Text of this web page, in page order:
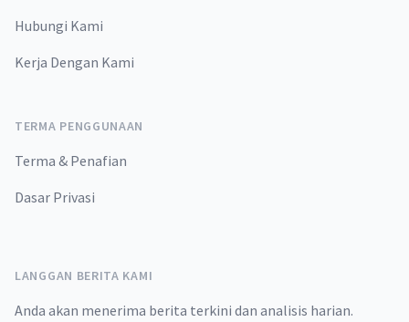
Hubungi Kami
Kerja Dengan Kami
TERMA PENGGUNAAN
Terma & Penafian
Dasar Privasi
LANGGAN BERITA KAMI
Anda akan menerima berita terkini dan analisis harian.